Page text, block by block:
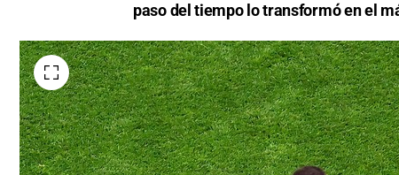
paso del tiempo lo transformó en el